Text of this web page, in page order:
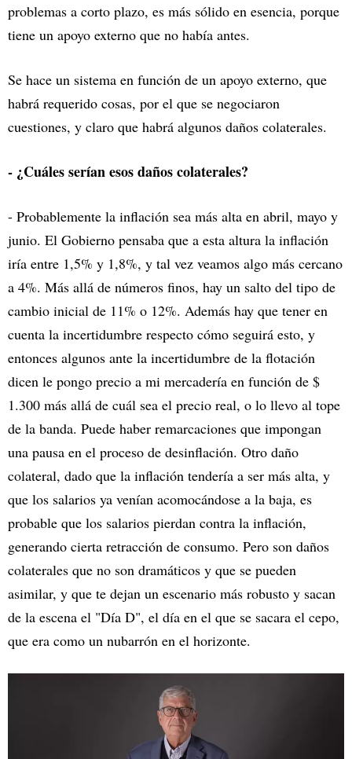
problemas a corto plazo, es más sólido en esencia, porque
tiene un apoyo externo que no había antes.
Se hace un sistema en función de un apoyo externo, que
habrá requerido cosas, por el que se negociaron
cuestiones, y claro que habrá algunos daños colaterales.
- ¿Cuáles serían esos daños colaterales?
- Probablemente la inflación sea más alta en abril, mayo y
junio. El Gobierno pensaba que a esta altura la inflación
iría entre 1,5% y 1,8%, y tal vez veamos algo más cercano
a 4%. Más allá de números finos, hay un salto del tipo de
cambio inicial de 11% o 12%. Además hay que tener en
cuenta la incertidumbre respecto cómo seguirá esto, y
entonces algunos ante la incertidumbre de la flotación
dicen le pongo precio a mi mercadería en función de $
1.300 más allá de cuál sea el precio real, o lo llevo al tope
de la banda. Puede haber remarcaciones que impongan
una pausa en el proceso de desinflación. Otro daño
colateral, dado que la inflación tendería a ser más alta, y
que los salarios ya venían acomocándose a la baja, es
probable que los salarios pierdan contra la inflación,
generando cierta retracción de consumo. Pero son daños
colaterales que no son dramáticos y que se pueden
asimilar, y que te dejan un escenario más robusto y sacan
de la escena el "Día D", el día en el que se sacara el cepo,
que era como un nubarrón en el horizonte.